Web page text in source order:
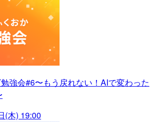
強会#6〜もう戻れない！AIで変わった
(木) 19:00